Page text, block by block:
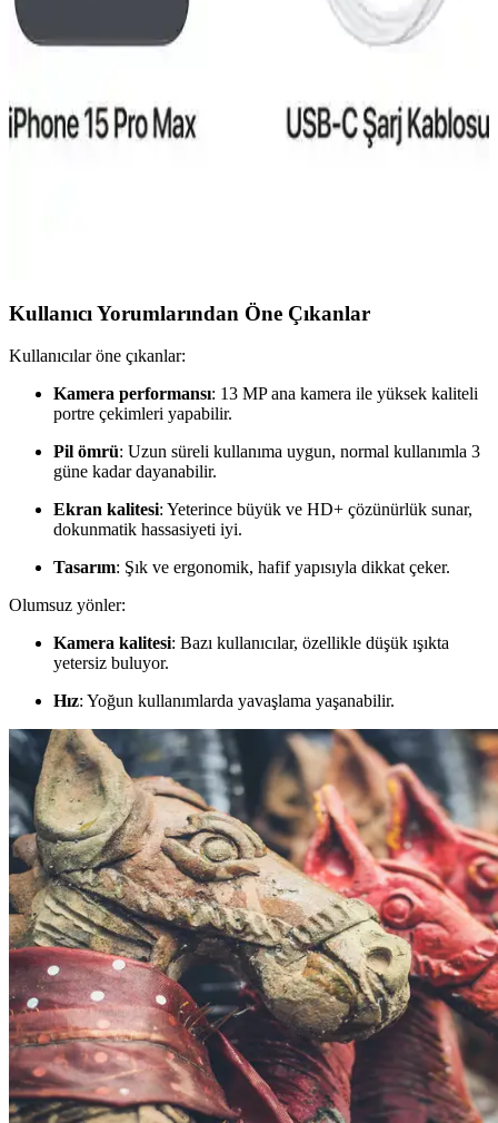
Karşılaştırması 2023
ihtiyaçlarınıza daha uygun olduğunu öğrenin.
iPhone 15 Pro Taksit Seçenekleri ve Elektronik
Kullanıcı Yorumlarından Öne Çıkanlar
Kullanıcılar öne çıkanlar:
Kamera performansı: 13 MP ana kamera ile yüksek kaliteli
portre çekimleri yapabilir.
Pil ömrü: Uzun süreli kullanıma uygun, normal kullanımla 3
güne kadar dayanabilir.
Ekran kalitesi: Yeterince büyük ve HD+ çözünürlük sunar,
dokunmatik hassasiyeti iyi.
Tasarım: Şık ve ergonomik, hafif yapısıyla dikkat çeker.
Olumsuz yönler:
Kamera kalitesi: Bazı kullanıcılar, özellikle düşük ışıkta
yetersiz buluyor.
Hız: Yoğun kullanımlarda yavaşlama yaşanabilir.